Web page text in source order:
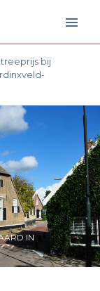
bij
IN